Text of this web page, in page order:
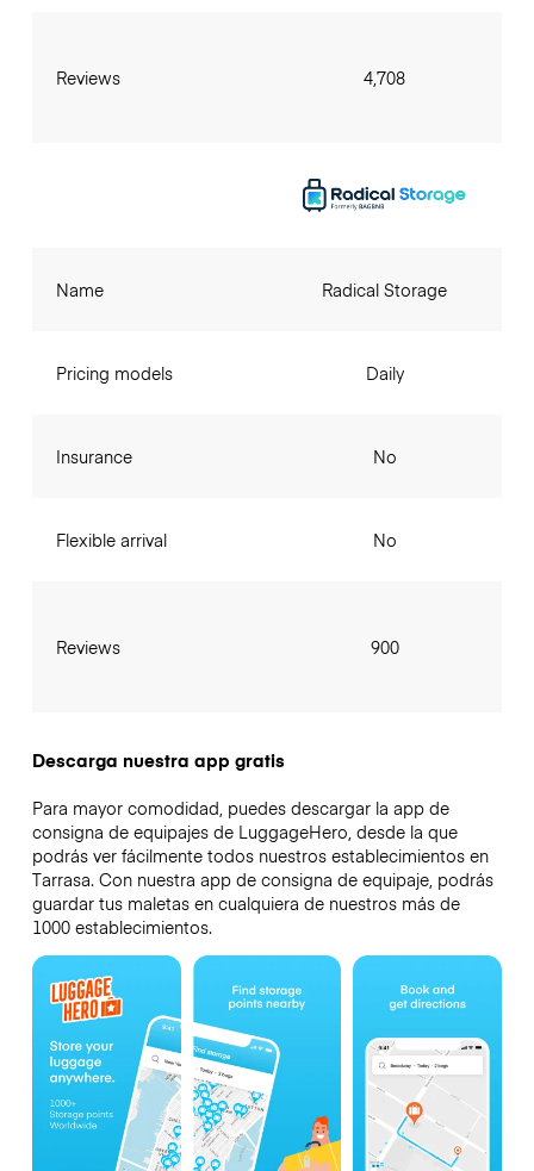
Reviews 4,708
Name
Pricing models
Insurance
Flexible arrival
Reviews
Radical Storage
Daily
No
No
900
Descarga nuestra app gratis
Para mayor comodidad, puedes descargar la app de
consigna de equipajes de LuggageHero, desde la que
podrás ver fácilmente todos nuestros establecimientos en
Tarrasa. Con nuestra app de consigna de equipaje, podrás
guardar tus maletas en cualquiera de nuestros más de
1000 establecimientos.